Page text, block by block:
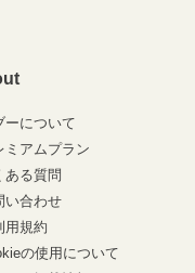
ーについて
ミアムプラン
ある質問
い合わせ
用規約
の使用について